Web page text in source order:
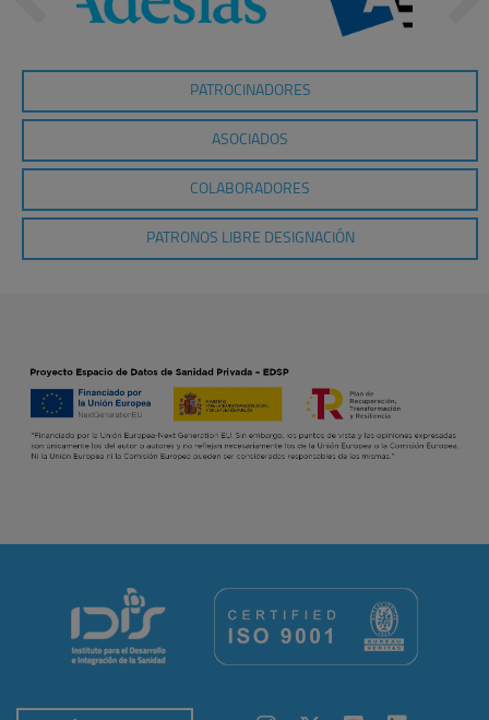
PATROCINADORES
ASOCIADOS
COLABORADORES
PATRONOS LIBRE DESIGNACIÓN